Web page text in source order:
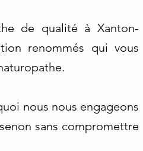
de qualité à Xanton-
renommés qui vous
nous nous engageons
sans compromettre